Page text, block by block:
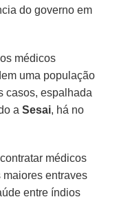
do governo em
médicos
uma população
casos, espalhada
aSesai, há no
médicos
entraves
entre índios